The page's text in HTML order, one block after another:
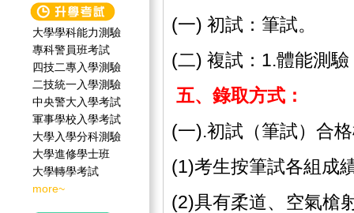
大學學科能力測驗
專科警員班考試
四技二專入學測驗
二技統一入學測驗
中央警大入學考試
軍事學校入學考試
大學入學分科測驗
大學進修學士班
大學轉學考試
more~
(一) 初試：筆試。
(二) 複試：1.體能測
五、錄取方式：
(一).初試（筆試）合
(1)考生按筆試各組成
(2)具有柔道、空氣槍